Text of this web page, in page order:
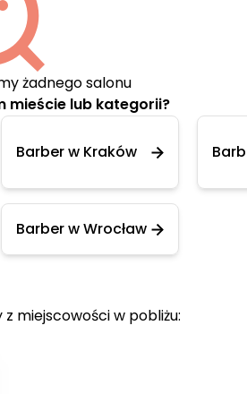
żadnego salonu
mieście lub kategorii?
Barber w Kraków
Barber w Wrocław
miejscowości w pobliżu: